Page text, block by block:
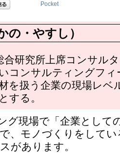
Pocket
の・やすし）
合研究所上席コンサル
コンサルティングフ
を扱う企業の現場レベ
する。
グ現場で「企業として
、モノづくりをして
があります。